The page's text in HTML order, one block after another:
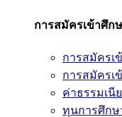
การสมัครเข้าศึก
การสมัคร
การสมัคร
ค่าธรรมเนี
ทุนการศึกษ